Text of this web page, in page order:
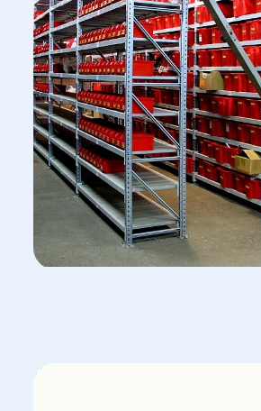
Orgplex
Оргстекло, поликарбонат в Лыткарине